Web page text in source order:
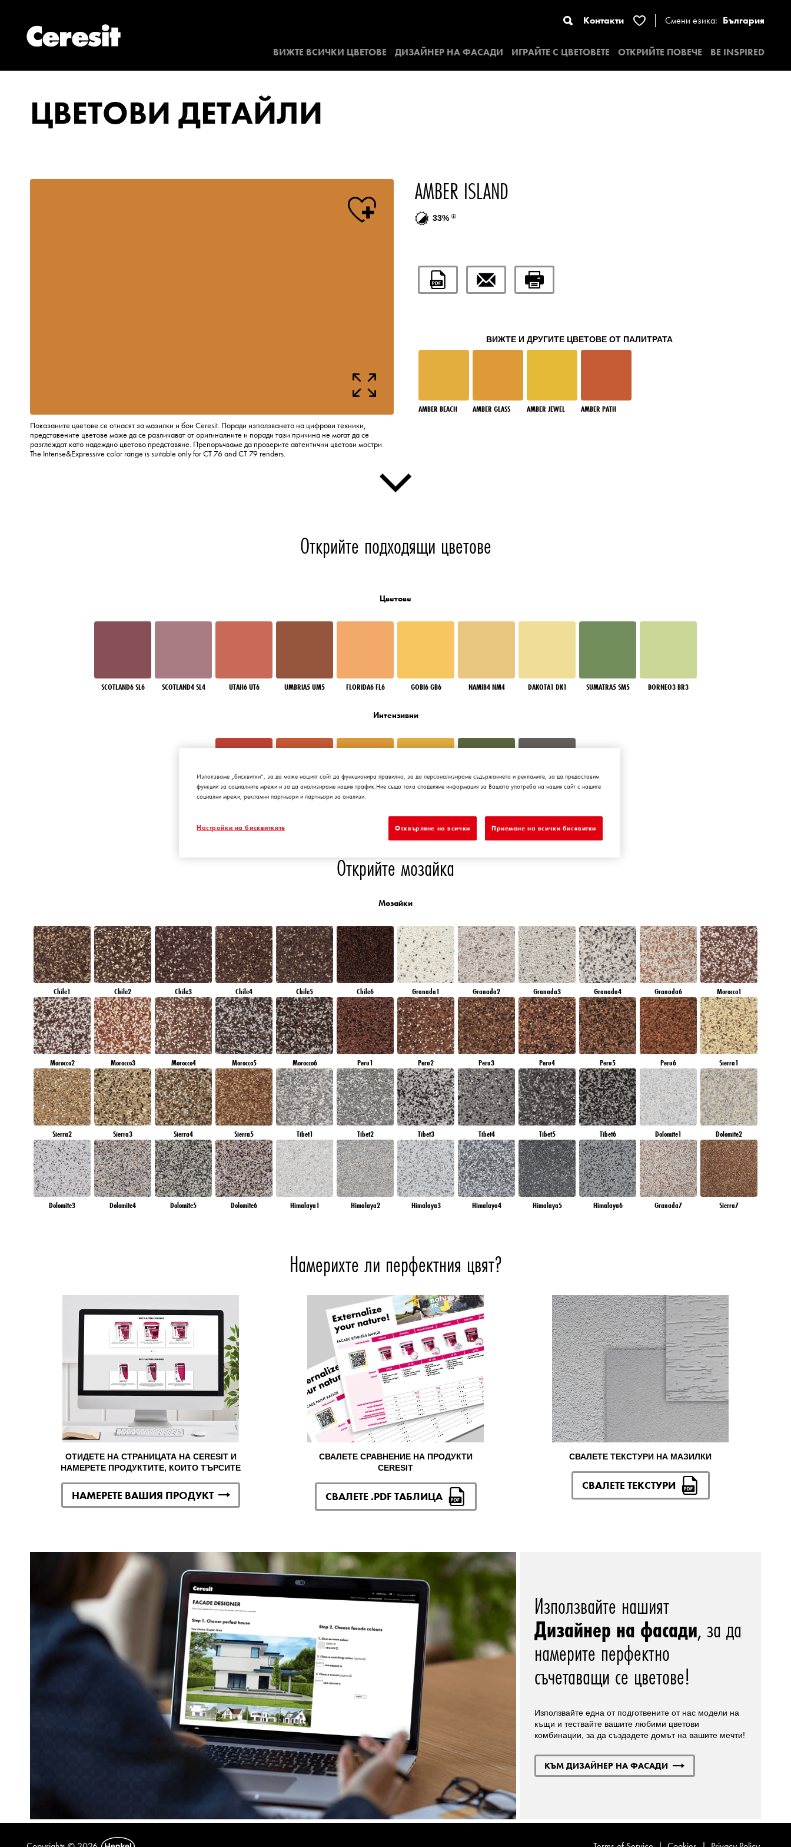
Контакти Смени езика: България
ВИЖТЕ ВСИЧКИ ЦВЕТОВЕ ДИЗАЙНЕР НА ФАСАДИ ИГРАЙТЕ С ЦВЕТОВЕТЕ ОТКРИЙТЕ ПОВЕЧЕ BE INSPIRED
ЦВЕТОВИ ДЕТАЙЛИ
Показаните цветове се отнасят за мазилки и бои Ceresit. Поради използването на цифрови техники,
представените цветове може да се различават от оригиналните и поради тази причина не могат да се
разглеждат като надеждно цветово представяне. Препоръчваме да проверите автентични цветови мостри.
The Intense&Expressive color range is suitable only for CT 76 and CT 79 renders.
AMBER ISLAND
33%
ВИЖТЕ И ДРУГИТЕ ЦВЕТОВЕ ОТ ПАЛИТРАТА
AMBER BEACH AMBER GLASS AMBER JEWEL AMBER PATH
Открийте подходящи цветове
Цветове
SCOTLAND6 SL6 SCOTLAND4 SL4 UTAH6 UT6 UMBRIA5 UM5 FLORIDA6 FL6 GOBI6 GB6 NAMIB4 NM4 DAKOTA1 DK1 SUMATRA5 SM5 BORNEO3 BR3
Интензивни
RUBY CRYSTAL AMBER PATH
MORNING
Открийте мозайка
Мозайки
Chile1 Chile2 Chile3 Chile4 Chile5 Chile6 Granada1 Granada2 Granada3 Granada4 Granada6 Morocco1
Morocco2 Morocco3 Morocco4 Morocco5 Morocco6 Peru1 Peru2 Peru3 Peru4 Peru5 Peru6 Sierra1
Sierra2 Sierra3 Sierra4 Sierra5 Tibet1 Tibet2 Tibet3 Tibet4 Tibet5 Tibet6 Dolomite1 Dolomite2
Dolomite3 Dolomite4 Dolomite5 Dolomite6 Himalaya1 Himalaya2 Himalaya3 Himalaya4 Himalaya5 Himalaya6 Granada7 Sierra7
Намерихте ли перфектния цвят?
ОТИДЕТЕ НА СТРАНИЦАТА НА CERESIT И
НАМЕРЕТЕ ПРОДУКТИТЕ, КОИТО ТЪРСИТЕ
НАМЕРЕТЕ ВАШИЯ ПРОДУКТ
СВАЛЕТЕ СРАВНЕНИЕ НА ПРОДУКТИ
CERESIT
СВАЛЕТЕ .PDF ТАБЛИЦА
СВАЛЕТЕ ТЕКСТУРИ НА МАЗИЛКИ
СВАЛЕТЕ ТЕКСТУРИ
Използвайте нашият
Дизайнер на фасади, за да
намерите перфектно
съчетаващи се цветове!
Използвайте една от подготвените от нас модели на
къщи и тествайте вашите любими цветови
комбинации, за да създадете домът на вашите мечти!
КЪМ ДИЗАЙНЕР НА ФАСАДИ
Използваме „бисквитки“, за да може нашият сайт да функционира правилно, за да персонализираме съдържанието и рекламите, за да предоставим
функции за социалните мрежи и за да анализираме нашия трафик.Ние също така споделяме информация за Вашата употреба на нашия сайт с нашите
социални мрежи, рекламни партньори и партньори за анализи.
Настройки на бисквитките Отхвърляне на всички Приемане на всички бисквитки